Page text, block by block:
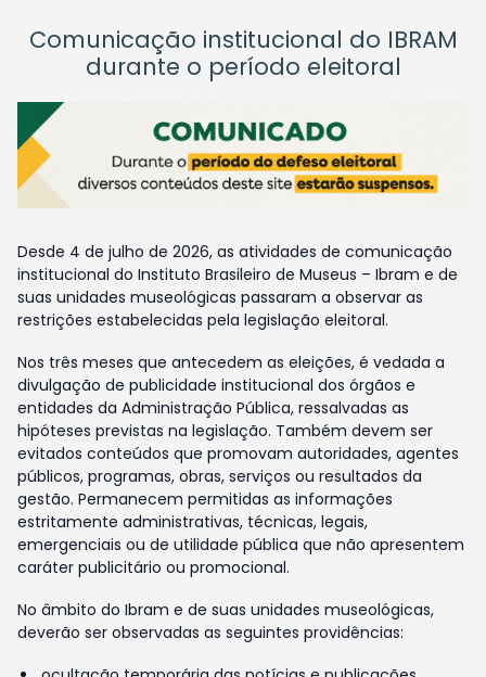
Comunicação institucional do IBRAM
durante o período eleitoral
Desde 4 de julho de 2026, as atividades de comunicação
institucional do Instituto Brasileiro de Museus – Ibram e de
suas unidades museológicas passaram a observar as
restrições estabelecidas pela legislação eleitoral.
Nos três meses que antecedem as eleições, é vedada a
divulgação de publicidade institucional dos órgãos e
entidades da Administração Pública, ressalvadas as
hipóteses previstas na legislação. Também devem ser
evitados conteúdos que promovam autoridades, agentes
públicos, programas, obras, serviços ou resultados da
gestão. Permanecem permitidas as informações
estritamente administrativas, técnicas, legais,
emergenciais ou de utilidade pública que não apresentem
caráter publicitário ou promocional.
No âmbito do Ibram e de suas unidades museológicas,
deverão ser observadas as seguintes providências: